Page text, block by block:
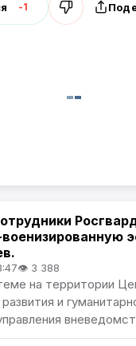
-1
👁 3 388
на территории
и